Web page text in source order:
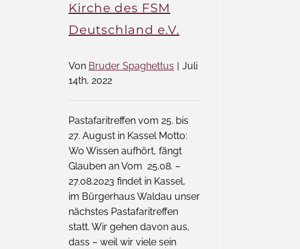
Kirche des FSM
Deutschland e.V.
Von Bruder Spaghettus | Juli
14th, 2022
Pastafaritreffen vom 25. bis
27. August in Kassel Motto:
Wo Wissen aufhört, fängt
Glauben an Vom 25.08. –
27.08.2023 findet in Kassel,
im Bürgerhaus Waldau unser
nächstes Pastafaritreffen
statt. Wir gehen davon aus,
dass – weil wir viele sein